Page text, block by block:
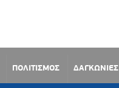
ΠΟΛΙΤΙΣΜΟΣ ΔΑΓΚΩΝΙΕΣ